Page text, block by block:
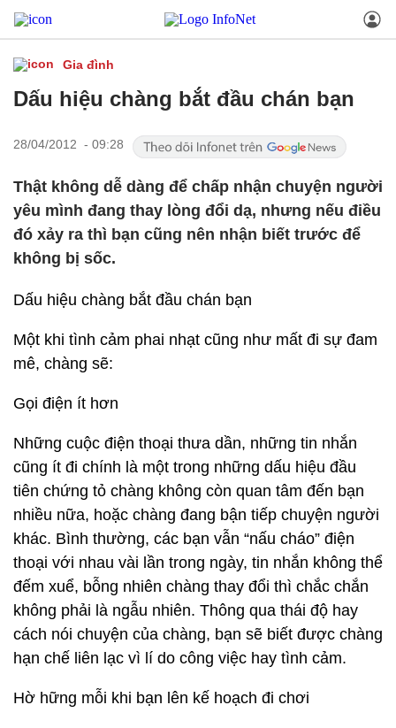
Gia đình
Dấu hiệu chàng bắt đầu chán bạn
28/04/2012 - 09:28
Thật không dễ dàng để chấp nhận chuyện người
yêu mình đang thay lòng đổi dạ, nhưng nếu điều
đó xảy ra thì bạn cũng nên nhận biết trước để
không bị sốc.
Dấu hiệu chàng bắt đầu chán bạn
Một khi tình cảm phai nhạt cũng như mất đi sự đam
mê, chàng sẽ:
Gọi điện ít hơn
Những cuộc điện thoại thưa dần, những tin nhắn
cũng ít đi chính là một trong những dấu hiệu đầu
tiên chứng tỏ chàng không còn quan tâm đến bạn
nhiều nữa, hoặc chàng đang bận tiếp chuyện người
khác. Bình thường, các bạn vẫn “nấu cháo” điện
thoại với nhau vài lần trong ngày, tin nhắn không thể
đếm xuể, bỗng nhiên chàng thay đổi thì chắc chắn
không phải là ngẫu nhiên. Thông qua thái độ hay
cách nói chuyện của chàng, bạn sẽ biết được chàng
hạn chế liên lạc vì lí do công việc hay tình cảm.
Hờ hững mỗi khi bạn lên kế hoạch đi chơi